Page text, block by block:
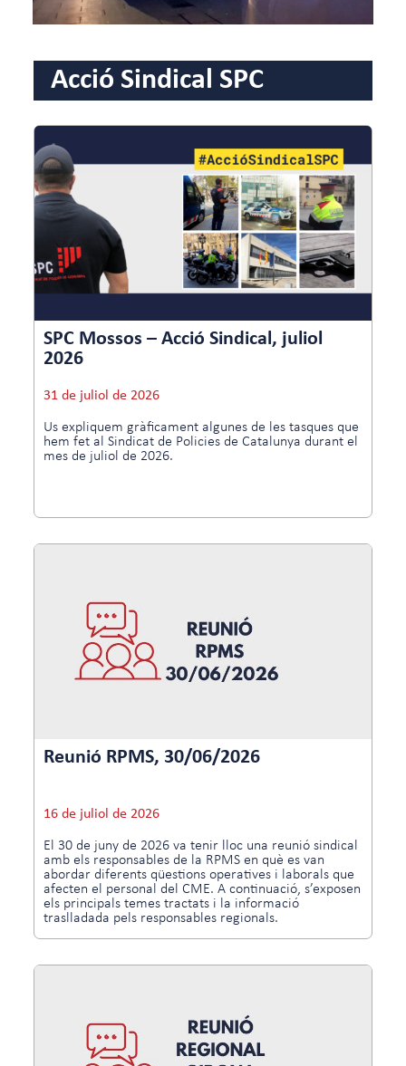
Acció Sindical SPC
SPC Mossos – Acció Sindical, juliol
2026
31 de juliol de 2026
Us expliquem gràficament algunes de les tasques que
hem fet al Sindicat de Policies de Catalunya durant el
mes de juliol de 2026.
Reunió RPMS, 30/06/2026
16 de juliol de 2026
El 30 de juny de 2026 va tenir lloc una reunió sindical
amb els responsables de la RPMS en què es van
abordar diferents qüestions operatives i laborals que
afecten el personal del CME. A continuació, s’exposen
els principals temes tractats i la informació
traslladada pels responsables regionals.